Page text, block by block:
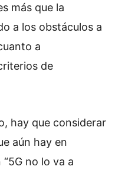
más que la
a los obstáculos a
a
de
hay que considerar
aún hay en
no lo va a